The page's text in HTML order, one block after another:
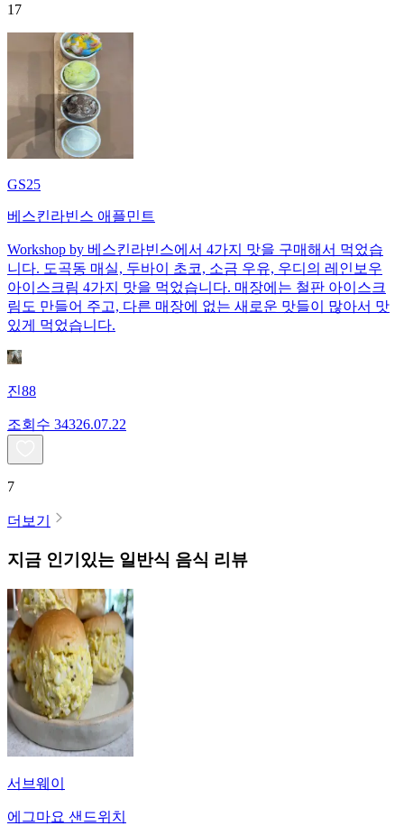
17
GS25
베스킨라빈스 애플민트
Workshop by 베스킨라빈스에서 4가지 맛을 구매해서 먹었습
니다. 도곡동 매실, 두바이 초코, 소금 우유, 우디의 레인보우
아이스크림 4가지 맛을 먹었습니다. 매장에는 철판 아이스크
림도 만들어 주고, 다른 매장에 없는 새로운 맛들이 많아서 맛
있게 먹었습니다.
진88
조회수 34326.07.22
7
더보기
지금 인기있는 일반식 음식 리뷰
서브웨이
에그마요 샌드위치